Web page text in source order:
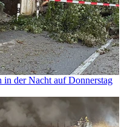
der Nacht auf Donnerstag